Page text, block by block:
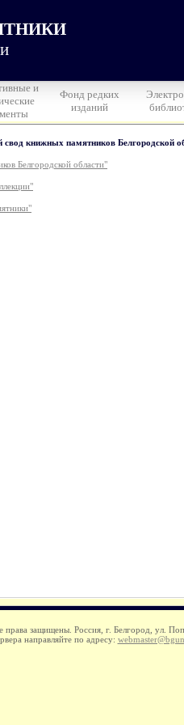
и
Фонд редких
изданий
свод книжных памятников Белгородской
Белгородской области"
защищены. Россия, г. Белгород, ул.
направляйте по адресу: